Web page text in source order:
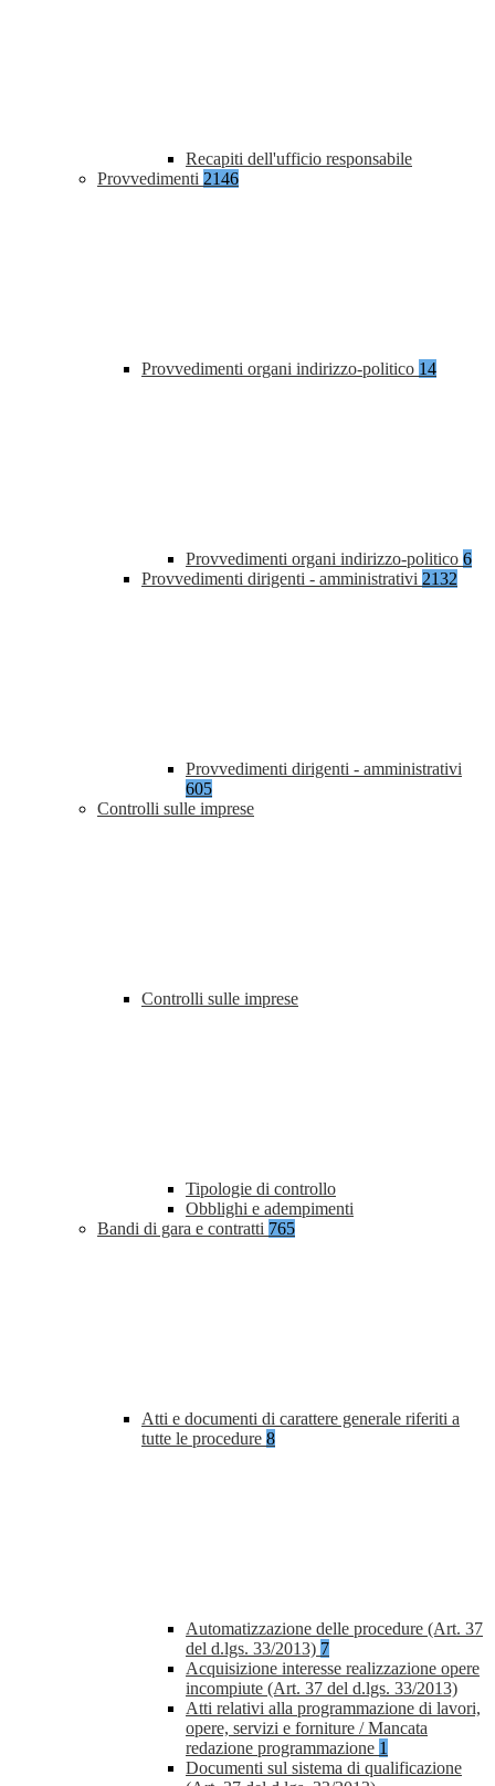
Recapiti dell'ufficio responsabile
Provvedimenti 2146
Provvedimenti organi indirizzo-politico 14
Provvedimenti organi indirizzo-politico 6
Provvedimenti dirigenti - amministrativi 2132
Provvedimenti dirigenti - amministrativi
605
Controlli sulle imprese
Controlli sulle imprese
Tipologie di controllo
Obblighi e adempimenti
Bandi di gara e contratti 765
Atti e documenti di carattere generale riferiti a
tutte le procedure 8
Automatizzazione delle procedure (Art. 37
del d.lgs. 33/2013) 7
Acquisizione interesse realizzazione opere
incompiute (Art. 37 del d.lgs. 33/2013)
Atti relativi alla programmazione di lavori,
opere, servizi e forniture / Mancata
redazione programmazione 1
Documenti sul sistema di qualificazione